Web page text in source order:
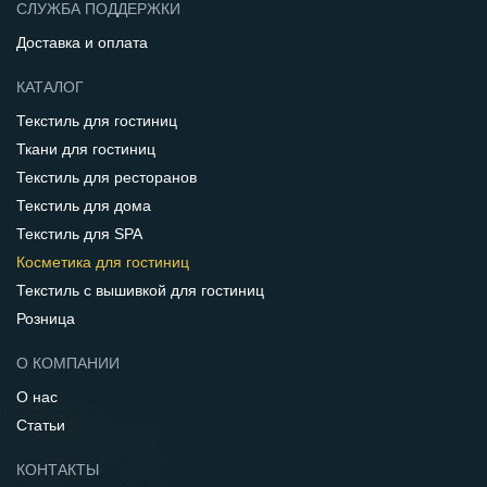
СЛУЖБА ПОДДЕРЖКИ
Доставка и оплата
КАТАЛОГ
Текстиль для гостиниц
Ткани для гостиниц
Текстиль для ресторанов
Текстиль для дома
Текстиль для SPA
Косметика для гостиниц
Текстиль с вышивкой для гостиниц
Розница
О КОМПАНИИ
О нас
Статьи
КОНТАКТЫ